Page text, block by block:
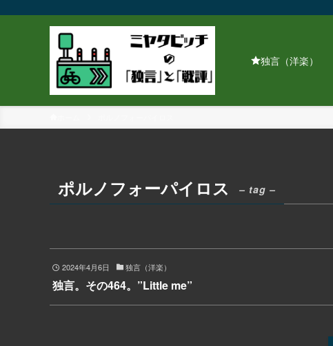
独言（洋楽）
ポルノフォーパイロス – tag –
2024年4月6日 独言（洋楽）
独言。その464。”Little me”